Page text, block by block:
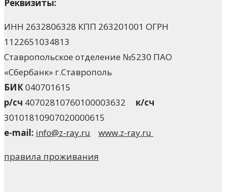
Реквизиты:
ИНН 2632806328 КПП 263201001 ОГРН
1122651034813
Ставропольское отделение №5230 ПАО
«Сбербанк» г.Ставрополь
БИК040701615
р/сч 40702810760100003632
к/сч
30101810907020000615
e-mail: info@z-ray.ru www.z-ray.ru
правила проживания